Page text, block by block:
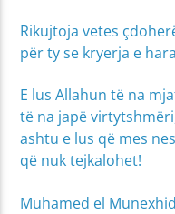
Rikujtoja vetes
për ty se kryerja e
E lus Allahun të na
të na japë
ashtu e lus që mes
që nuk tejkalohet!
Muhamed el